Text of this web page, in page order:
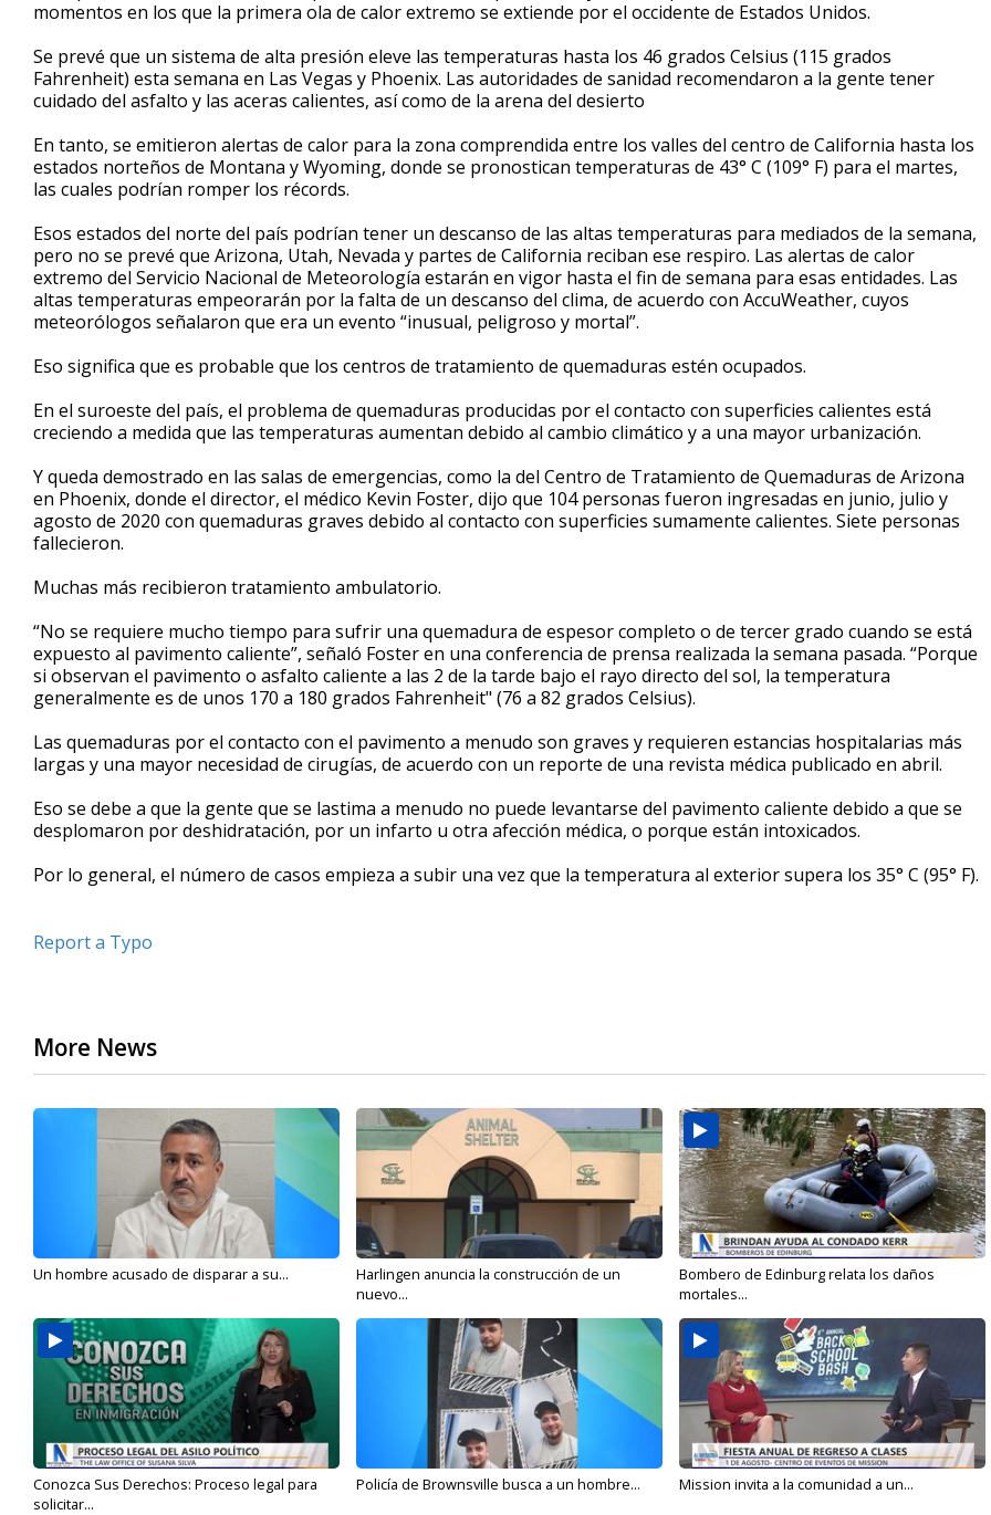
momentos en los que la primera ola de calor extremo se extiende por el occidente de Estados Unidos.
Se prevé que un sistema de alta presión eleve las temperaturas hasta los 46 grados Celsius (115 grados
Fahrenheit) esta semana en Las Vegas y Phoenix. Las autoridades de sanidad recomendaron a la gente tener
cuidado del asfalto y las aceras calientes, así como de la arena del desierto
En tanto, se emitieron alertas de calor para la zona comprendida entre los valles del centro de California hasta los
estados norteños de Montana y Wyoming, donde se pronostican temperaturas de 43° C (109° F) para el martes,
las cuales podrían romper los récords.
Esos estados del norte del país podrían tener un descanso de las altas temperaturas para mediados de la semana,
pero no se prevé que Arizona, Utah, Nevada y partes de California reciban ese respiro. Las alertas de calor
extremo del Servicio Nacional de Meteorología estarán en vigor hasta el fin de semana para esas entidades. Las
altas temperaturas empeorarán por la falta de un descanso del clima, de acuerdo con AccuWeather, cuyos
meteorólogos señalaron que era un evento “inusual, peligroso y mortal”.
Eso significa que es probable que los centros de tratamiento de quemaduras estén ocupados.
En el suroeste del país, el problema de quemaduras producidas por el contacto con superficies calientes está
creciendo a medida que las temperaturas aumentan debido al cambio climático y a una mayor urbanización.
Y queda demostrado en las salas de emergencias, como la del Centro de Tratamiento de Quemaduras de Arizona
en Phoenix, donde el director, el médico Kevin Foster, dijo que 104 personas fueron ingresadas en junio, julio y
agosto de 2020 con quemaduras graves debido al contacto con superficies sumamente calientes. Siete personas
fallecieron.
Muchas más recibieron tratamiento ambulatorio.
“No se requiere mucho tiempo para sufrir una quemadura de espesor completo o de tercer grado cuando se está
expuesto al pavimento caliente”, señaló Foster en una conferencia de prensa realizada la semana pasada. “Porque
si observan el pavimento o asfalto caliente a las 2 de la tarde bajo el rayo directo del sol, la temperatura
generalmente es de unos 170 a 180 grados Fahrenheit" (76 a 82 grados Celsius).
Las quemaduras por el contacto con el pavimento a menudo son graves y requieren estancias hospitalarias más
largas y una mayor necesidad de cirugías, de acuerdo con un reporte de una revista médica publicado en abril.
Eso se debe a que la gente que se lastima a menudo no puede levantarse del pavimento caliente debido a que se
desplomaron por deshidratación, por un infarto u otra afección médica, o porque están intoxicados.
Por lo general, el número de casos empieza a subir una vez que la temperatura al exterior supera los 35° C (95° F).
Report a Typo
More News
Un hombre acusado de disparar a su...
Harlingen anuncia la construcción de un
nuevo...
Bombero de Edinburg relata los daños
mortales...
Conozca Sus Derechos: Proceso legal para
solicitar...
Policía de Brownsville busca a un hombre... Mission invita a la comunidad a un...